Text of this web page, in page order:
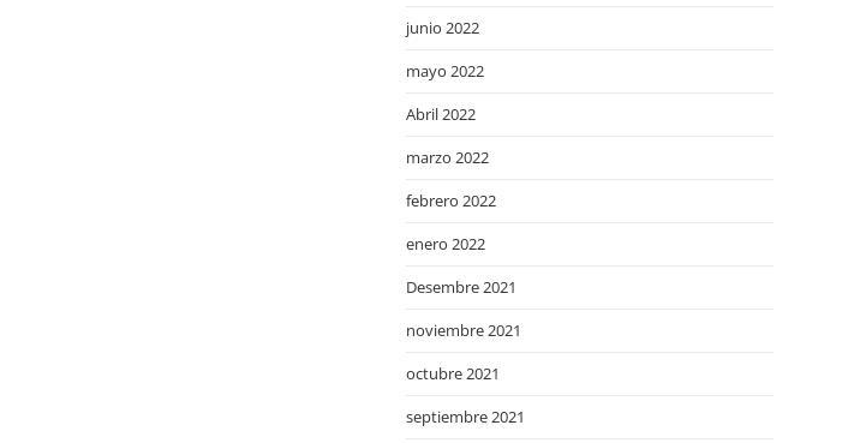
junio 2022
mayo 2022
Abril 2022
marzo 2022
febrero 2022
enero 2022
Desembre 2021
noviembre 2021
octubre 2021
septiembre 2021